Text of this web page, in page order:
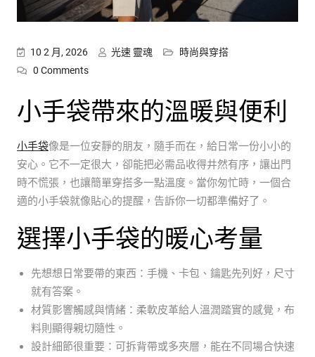
10 2 月, 2026 光速 靈魂
時尚與穿搭
0 Comments
小手袋帶來的溫暖與便利
小手袋像是一位安靜的朋友，隨手而在，給日常一份小小的
安心。它不一定很大，卻能把必需品收得井然有序，讓出門
時不慌張，也讓簡單穿搭多一點溫度。當你匆忙時，一個合
適的小手袋就像貼心的提醒，告訴你一切都準備好了。
選擇小手袋的暖心考量
先想想日常要帶的東西：手機、卡包、鑰匙先列好，尺寸
就有答案。
材質影響觸感與情緒：柔軟皮革給人溫潤踏實的感覺，布
料則顯得親切隨性。
設計細節很重要：可拆背帶或多夾層，能在不同場合快速